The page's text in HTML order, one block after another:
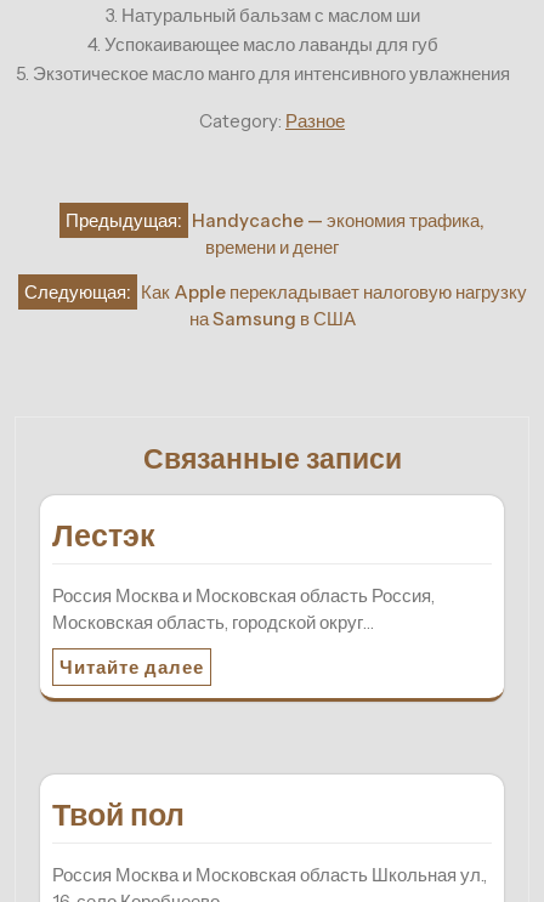
3. Натуральный бальзам с маслом ши
4. Успокаивающее масло лаванды для губ
5. Экзотическое масло манго для интенсивного увлажнения
Category: Разное
Навигация
записям
Предыдущая: Handycache — экономия трафика,
времени и денег
Следующая: Как Apple перекладывает налоговую нагрузку
на Samsung в США
Связанные записи
Лестэк
Россия Москва и Московская область Россия,
Московская область, городской округ…
Читайте далее
Твой пол
Россия Москва и Московская область Школьная ул.,